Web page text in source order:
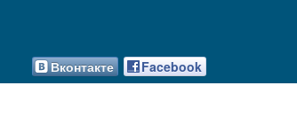
Facebook
Вконтакте